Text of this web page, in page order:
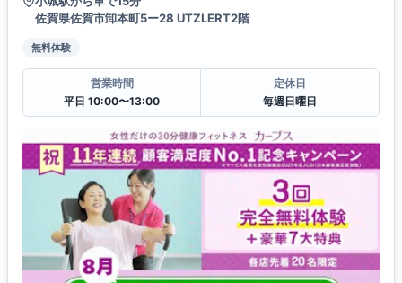
佐賀県佐賀市卸本町5ー28 UTZLERT2階
無料体験
営業時間
平日 10:00〜13:00
定休日
毎週日曜日